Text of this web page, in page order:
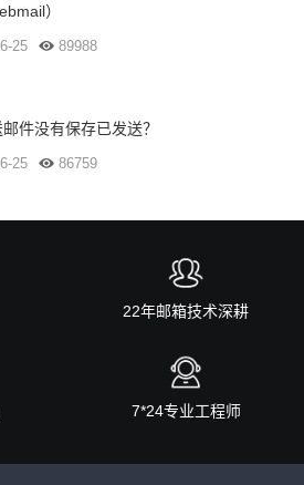
）
25 89988
件没有保存已发送？
25 86759
22年邮箱技术深耕
7*24专业工程师